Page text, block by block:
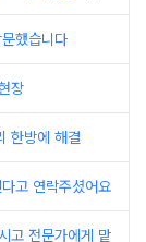
했습니다
장
한방에 해결
고 연락주셨어요
고 전문가에게 맡